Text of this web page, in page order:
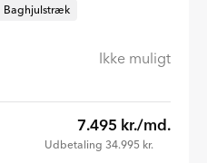
Baghjulstræk
Ikke muligt
7.495 kr./md.
Udbetaling 34.995 kr.